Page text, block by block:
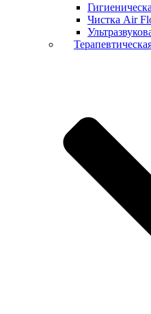
Чистка Air